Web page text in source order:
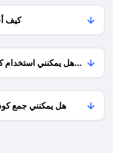
كيف
هل يمكنني استخدام
هل يمكنني جمع